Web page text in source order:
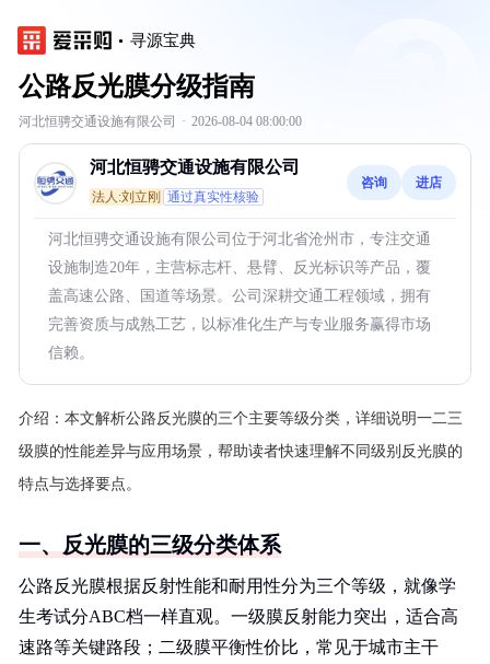
寻源宝典
公路反光膜分级指南
河北恒骋交通设施有限公司 · 2026-08-04 08:00:00
河北恒骋交通设施有限公司
法人:刘立刚 通过真实性核验
咨询 进店
河北恒骋交通设施有限公司位于河北省沧州市，专注交通
设施制造20年，主营标志杆、悬臂、反光标识等产品，覆
盖高速公路、国道等场景。公司深耕交通工程领域，拥有
完善资质与成熟工艺，以标准化生产与专业服务赢得市场
信赖。
介绍： 本文解析公路反光膜的三个主要等级分类，详细说明一二三
级膜的性能差异与应用场景，帮助读者快速理解不同级别反光膜的
特点与选择要点。
一、反光膜的三级分类体系
公路反光膜根据反射性能和耐用性分为三个等级，就像学
生考试分ABC档一样直观。一级膜反射能力突出，适合高
速路等关键路段；二级膜平衡性价比，常见于城市主干